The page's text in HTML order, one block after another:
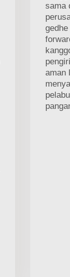
sama
aman